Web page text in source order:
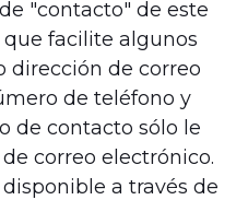
"contacto" de este
facilite algunos
dirección de correo
de teléfono y
de contacto sólo le
correo electrónico.
a través de